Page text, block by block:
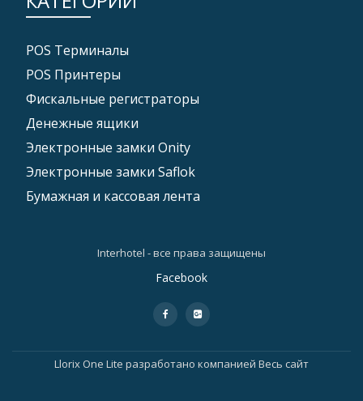
POS Tерминалы
POS Принтеры
Фискальные регистраторы
Денежные ящики
Электронные замки Onity
Электронные замки Saflok
Бумажная и кассовая лента
Interhotel - все права защищены
Дополнительное
меню
Facebook
fa-
facebook
fa-
google-
square
Llorix One Lite разработано компанией Весь сайт